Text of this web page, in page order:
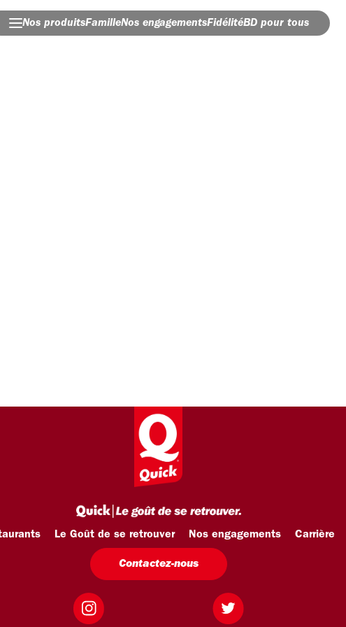
Nos produitsFamilleNos engagementsFidélitéBD pour tous
Le Goût de se retrouver Nos engagements Carrière
Contactez-nous